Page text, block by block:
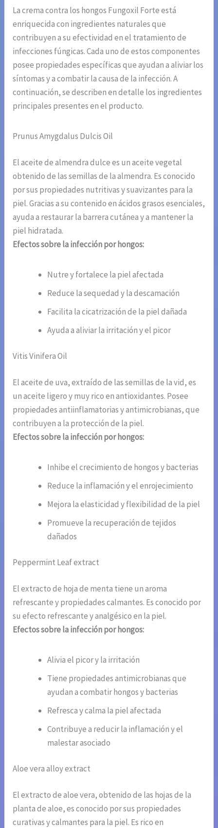
La crema contra los hongos Fungoxil Forte está
enriquecida con ingredientes naturales que
contribuyen a su efectividad en el tratamiento de
infecciones fúngicas. Cada uno de estos componentes
posee propiedades específicas que ayudan a aliviar los
síntomas y a combatir la causa de la infección. A
continuación, se describen en detalle los ingredientes
principales presentes en el producto.
Prunus Amygdalus Dulcis Oil
El aceite de almendra dulce es un aceite vegetal
obtenido de las semillas de la almendra. Es conocido
por sus propiedades nutritivas y suavizantes para la
piel. Gracias a su contenido en ácidos grasos esenciales,
ayuda a restaurar la barrera cutánea y a mantener la
piel hidratada.
Efectos sobre la infección por hongos:
Nutre y fortalece la piel afectada
Reduce la sequedad y la descamación
Facilita la cicatrización de la piel dañada
Ayuda a aliviar la irritación y el picor
Vitis Vinifera Oil
El aceite de uva, extraído de las semillas de la vid, es
un aceite ligero y muy rico en antioxidantes. Posee
propiedades antiinflamatorias y antimicrobianas, que
contribuyen a la protección de la piel.
Efectos sobre la infección por hongos:
Inhibe el crecimiento de hongos y bacterias
Reduce la inflamación y el enrojecimiento
Mejora la elasticidad y flexibilidad de la piel
Promueve la recuperación de tejidos
dañados
Peppermint Leaf extract
El extracto de hoja de menta tiene un aroma
refrescante y propiedades calmantes. Es conocido por
su efecto refrescante y analgésico en la piel.
Efectos sobre la infección por hongos:
Alivia el picor y la irritación
Tiene propiedades antimicrobianas que
ayudan a combatir hongos y bacterias
Refresca y calma la piel afectada
Contribuye a reducir la inflamación y el
malestar asociado
Aloe vera alloy extract
El extracto de aloe vera, obtenido de las hojas de la
planta de aloe, es conocido por sus propiedades
curativas y calmantes para la piel. Es rico en